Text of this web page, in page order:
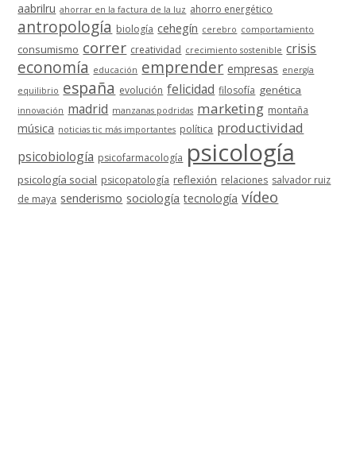
aabrilru ahorrar en la factura de la luz ahorro energético
antropología biología cehegín cerebro comportamiento
consumismo correr creatividad crecimiento sostenible crisis
economía educación emprender empresas energía
equilibrio españa evolución felicidad filosofía genética
innovación madrid manzanas podridas marketing montaña
música noticias tic más importantes política productividad
psicobiología psicofarmacología psicología
psicología social psicopatología reflexión relaciones salvador ruiz
de maya senderismo sociología tecnología vídeo